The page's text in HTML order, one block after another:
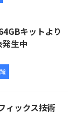
キットより
生中
ィックス技術